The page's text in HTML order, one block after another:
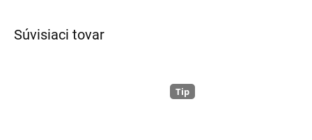
Súvisiaci tovar
Tip